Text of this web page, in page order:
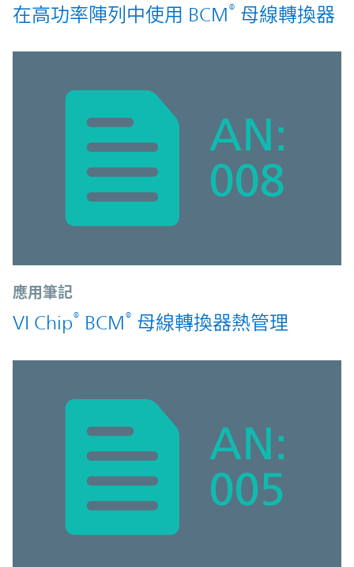
在高功率陣列中使用 BCM® 母線轉換器
應用筆記
VI Chip® BCM® 母線轉換器熱管理